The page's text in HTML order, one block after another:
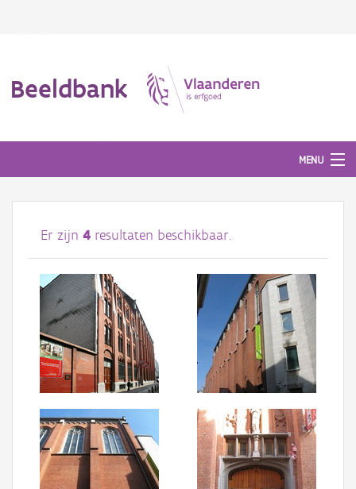
Beeldbank
MENU
Afbeeldingen
#BeeldIndeKijker
Hergebruik
Over ons
Aanmelden
Er zijn 4 resultaten beschikbaar.